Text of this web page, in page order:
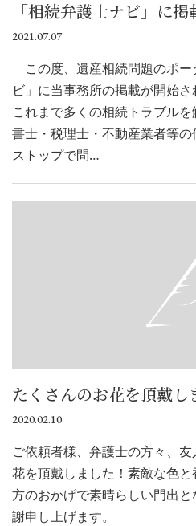
「相続弁護士ナビ」に
2021.07.07
この度、遺産相続問題のポ
ビ」に当事務所の掲載が開始
これまで多くの相続トラブル
書士・税理士・不動産業者等
ストップで問…
たくさんのお花を頂戴し
2020.02.10
ご依頼者様、弁護士の方々、
花を頂戴しました！素敵な色
方のおかげで素晴らしい門出
謝申し上げます。